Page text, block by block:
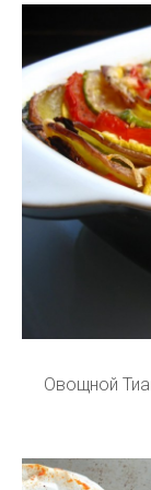
Овощной